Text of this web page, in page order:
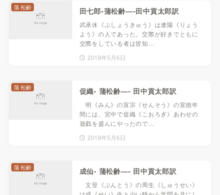
田七郎-蒲松齢—-田中貢太郎訳
武承休《ぶしょうきゅう》は遼陽《りょう
よう》の人であった。交際が好きでともに
交際をしている者は皆知…
2019年5月6日
蒲 松齢
促織- 蒲松齢—- 田中貢太郎訳
明《みん》の宣宗《せんそう》の宣徳年
間には、宮中で促織《こおろぎ》あわせの
遊戯を盛んにやったので…
2019年5月6日
蒲 松齢
成仙- 蒲松齢—- 田中貢太郎訳
文登《ぶんとう》の周生《しゅうせい》
蒲 松齢